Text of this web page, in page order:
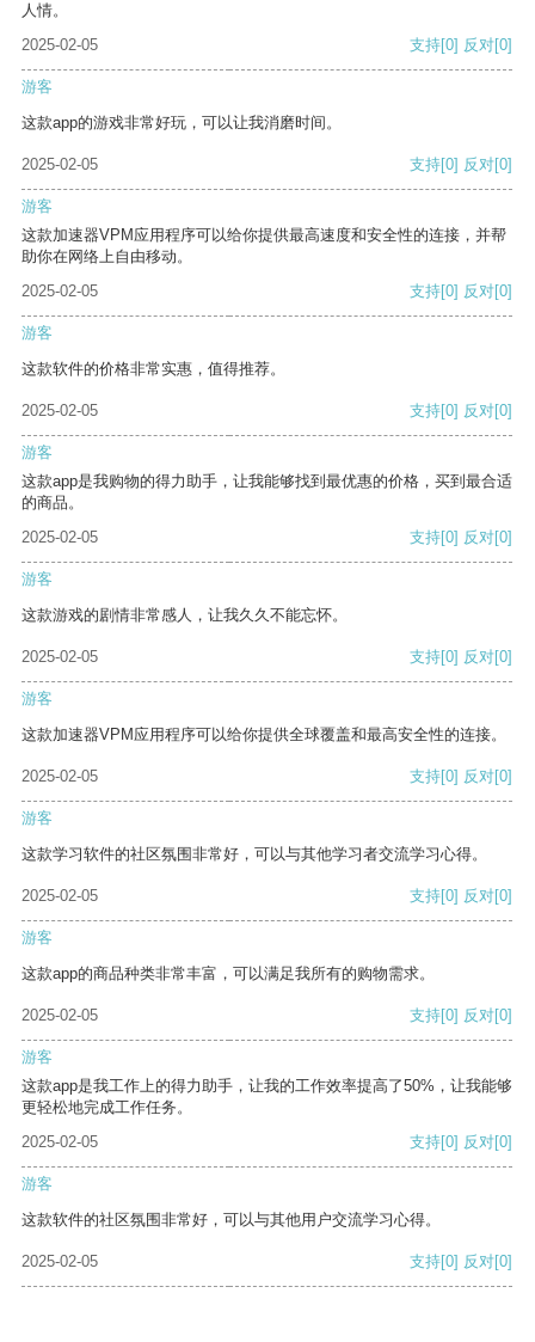
人情。
2025-02-05
支持[0] 反对[0]
游客
这款app的游戏非常好玩，可以让我消磨时间。
2025-02-05 支持[0] 反对[0]
游客
这款加速器VPM应用程序可以给你提供最高速度和安全性的连接，并帮
助你在网络上自由移动。
2025-02-05
支持[0] 反对[0]
游客
这款软件的价格非常实惠，值得推荐。
2025-02-05 支持[0] 反对[0]
游客
这款app是我购物的得力助手，让我能够找到最优惠的价格，买到最合适
的商品。
2025-02-05
支持[0] 反对[0]
游客
这款游戏的剧情非常感人，让我久久不能忘怀。
2025-02-05 支持[0] 反对[0]
游客
这款加速器VPM应用程序可以给你提供全球覆盖和最高安全性的连接。
2025-02-05 支持[0] 反对[0]
游客
这款学习软件的社区氛围非常好，可以与其他学习者交流学习心得。
2025-02-05 支持[0] 反对[0]
游客
这款app的商品种类非常丰富，可以满足我所有的购物需求。
2025-02-05 支持[0] 反对[0]
游客
这款app是我工作上的得力助手，让我的工作效率提高了50%，让我能够
更轻松地完成工作任务。
2025-02-05
支持[0] 反对[0]
游客
这款软件的社区氛围非常好，可以与其他用户交流学习心得。
2025-02-05 支持[0] 反对[0]